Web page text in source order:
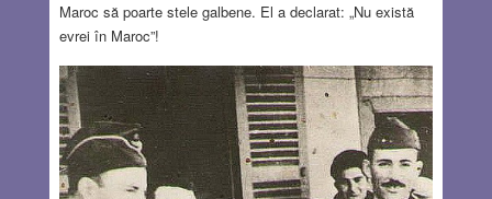
Maroc să poarte stele galbene. El a declarat: „Nu există
evrei în Maroc”!